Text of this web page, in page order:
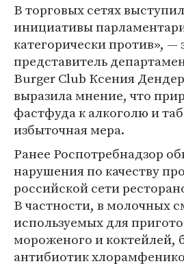
В торговых сетях
инициативы
категорически против», —
представитель
Burger Club Ксения
выразила мнение, что
фастфуда к алкоголю и
избыточная мера.
Ранее Роспотребнадзор
нарушения по качеству
российской сети
В частности, в молочных
используемых для
мороженого и коктейлей,
антибиотик